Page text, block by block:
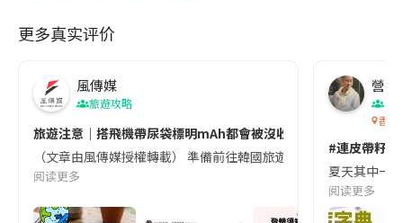
更多真实评价
風傳媒
旅遊攻略
旅遊注意｜搭飛機帶尿袋標明mAh都會被沒收😱出發前切記檢查
（文章由風傳媒授權轉載） 準備前往韓國旅遊的民眾，近期要
阅读更多
營養
香港
#連皮帶籽
夏天其中一
阅读更多